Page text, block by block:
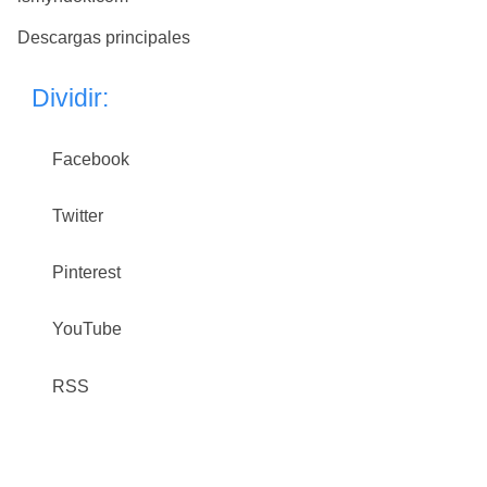
Descargas principales
Dividir:
Facebook
Twitter
Pinterest
YouTube
RSS